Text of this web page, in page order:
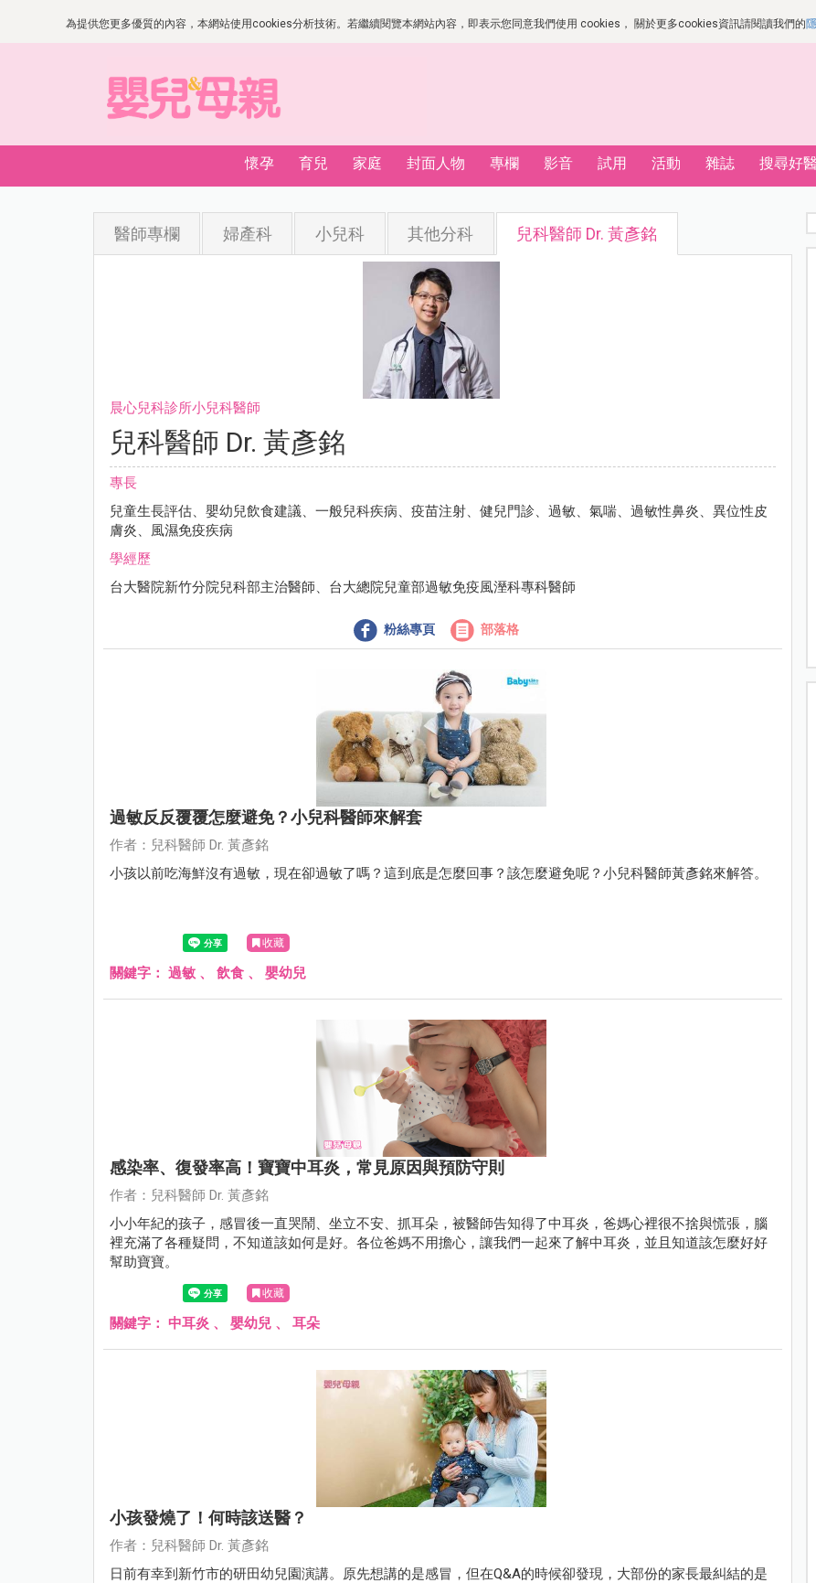
為提供您更多優質的內容，本網站使用cookies分析技術。若繼續閱覽本網站內容，即表示您同意我們使用 cookies， 關於更多cookies資訊請閱讀我們的
懷孕 育兒 家庭 封面人物 專欄 影音 試用 活動 雜誌 搜尋好
醫師專欄 婦產科 小兒科 其他分科 兒科醫師 Dr. 黃彥銘
晨心兒科診所小兒科醫師
兒科醫師 Dr. 黃彥銘
專長
兒童生長評估、嬰幼兒飲食建議、一般兒科疾病、疫苗注射、健兒門診、過敏、氣喘、過敏性鼻炎、異位性皮
膚炎、風濕免疫疾病
學經歷
台大醫院新竹分院兒科部主治醫師、台大總院兒童部過敏免疫風溼科專科醫師
粉絲專頁 部落格
過敏反反覆覆怎麼避免？小兒科醫師來解套
作者：兒科醫師 Dr. 黃彥銘
小孩以前吃海鮮沒有過敏，現在卻過敏了嗎？這到底是怎麼回事？該怎麼避免呢？小兒科醫師黃彥銘來解答。
收藏
關鍵字： 過敏 、 飲食 、 嬰幼兒
感染率、復發率高！寶寶中耳炎，常見原因與預防守則
作者：兒科醫師 Dr. 黃彥銘
小小年紀的孩子，感冒後一直哭鬧、坐立不安、抓耳朵，被醫師告知得了中耳炎，爸媽心裡很不捨與慌張，腦
裡充滿了各種疑問，不知道該如何是好。各位爸媽不用擔心，讓我們一起來了解中耳炎，並且知道該怎麼好好
幫助寶寶。
收藏
關鍵字： 中耳炎 、 嬰幼兒 、 耳朵
小孩發燒了！何時該送醫？
作者：兒科醫師 Dr. 黃彥銘
日前有幸到新竹市的研田幼兒園演講。原先想講的是感冒，但在Q&A的時候卻發現，大部份的家長最糾結的是